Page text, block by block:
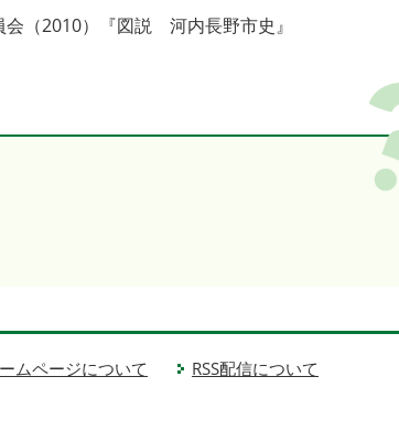
（2010）『図説 河内長野市史』
ムページについて RSS配信について